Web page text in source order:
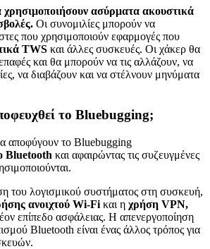
ασύρματα ακουστικά
Οι συνομιλίες μπορούν να
που χρησιμοποιούν εφαρμογές που
TWS και άλλες συσκευές. Οι χάκερ θα
και θα μπορούν να τις αλλάζουν, να
να διαβάζουν και να στέλνουν μηνύματα
το Bluebugging;
αποφύγουν το Bluebugging
Bluetooth και αφαιρώντας τις συζευγμένες
του λογισμικού συστήματος στη συσκευή,
ανοιχτού Wi-Fi και η χρήση VPN,
επίπεδο ασφάλειας. Η απενεργοποίηση
Bluetooth είναι ένας άλλος τρόπος για